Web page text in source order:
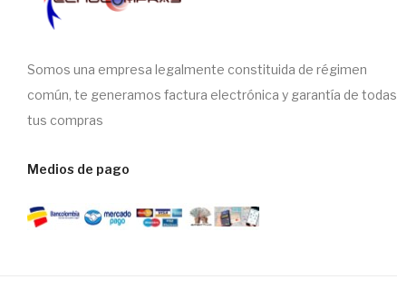
Somos una empresa legalmente constituida de régimen
común, te generamos factura electrónica y garantía de todas
tus compras
Medios de pago